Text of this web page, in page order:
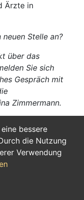
bessere
die Nutzung
Verwendung
Ärzte in
Stelle an?
über das
Sie sich
Gespräch mit
Zimmermann.